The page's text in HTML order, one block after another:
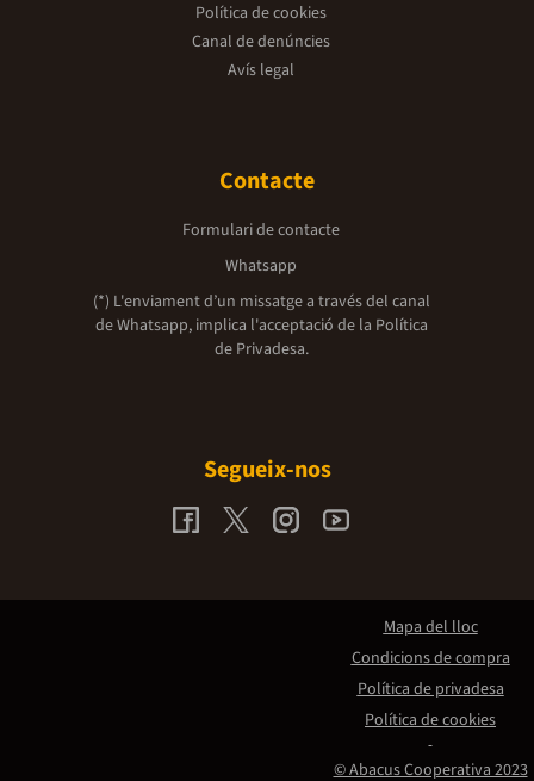
Política de cookies
Canal de denúncies
Avís legal
Contacte
Formulari de contacte
Whatsapp
(*) L'enviament d’un missatge a través del canal
de Whatsapp, implica l'acceptació de la Política
de Privadesa.
Segueix-nos
© Abacus Cooperativa 2023
Mapa del lloc
Condicions de compra
Política de privadesa
Política de cookies